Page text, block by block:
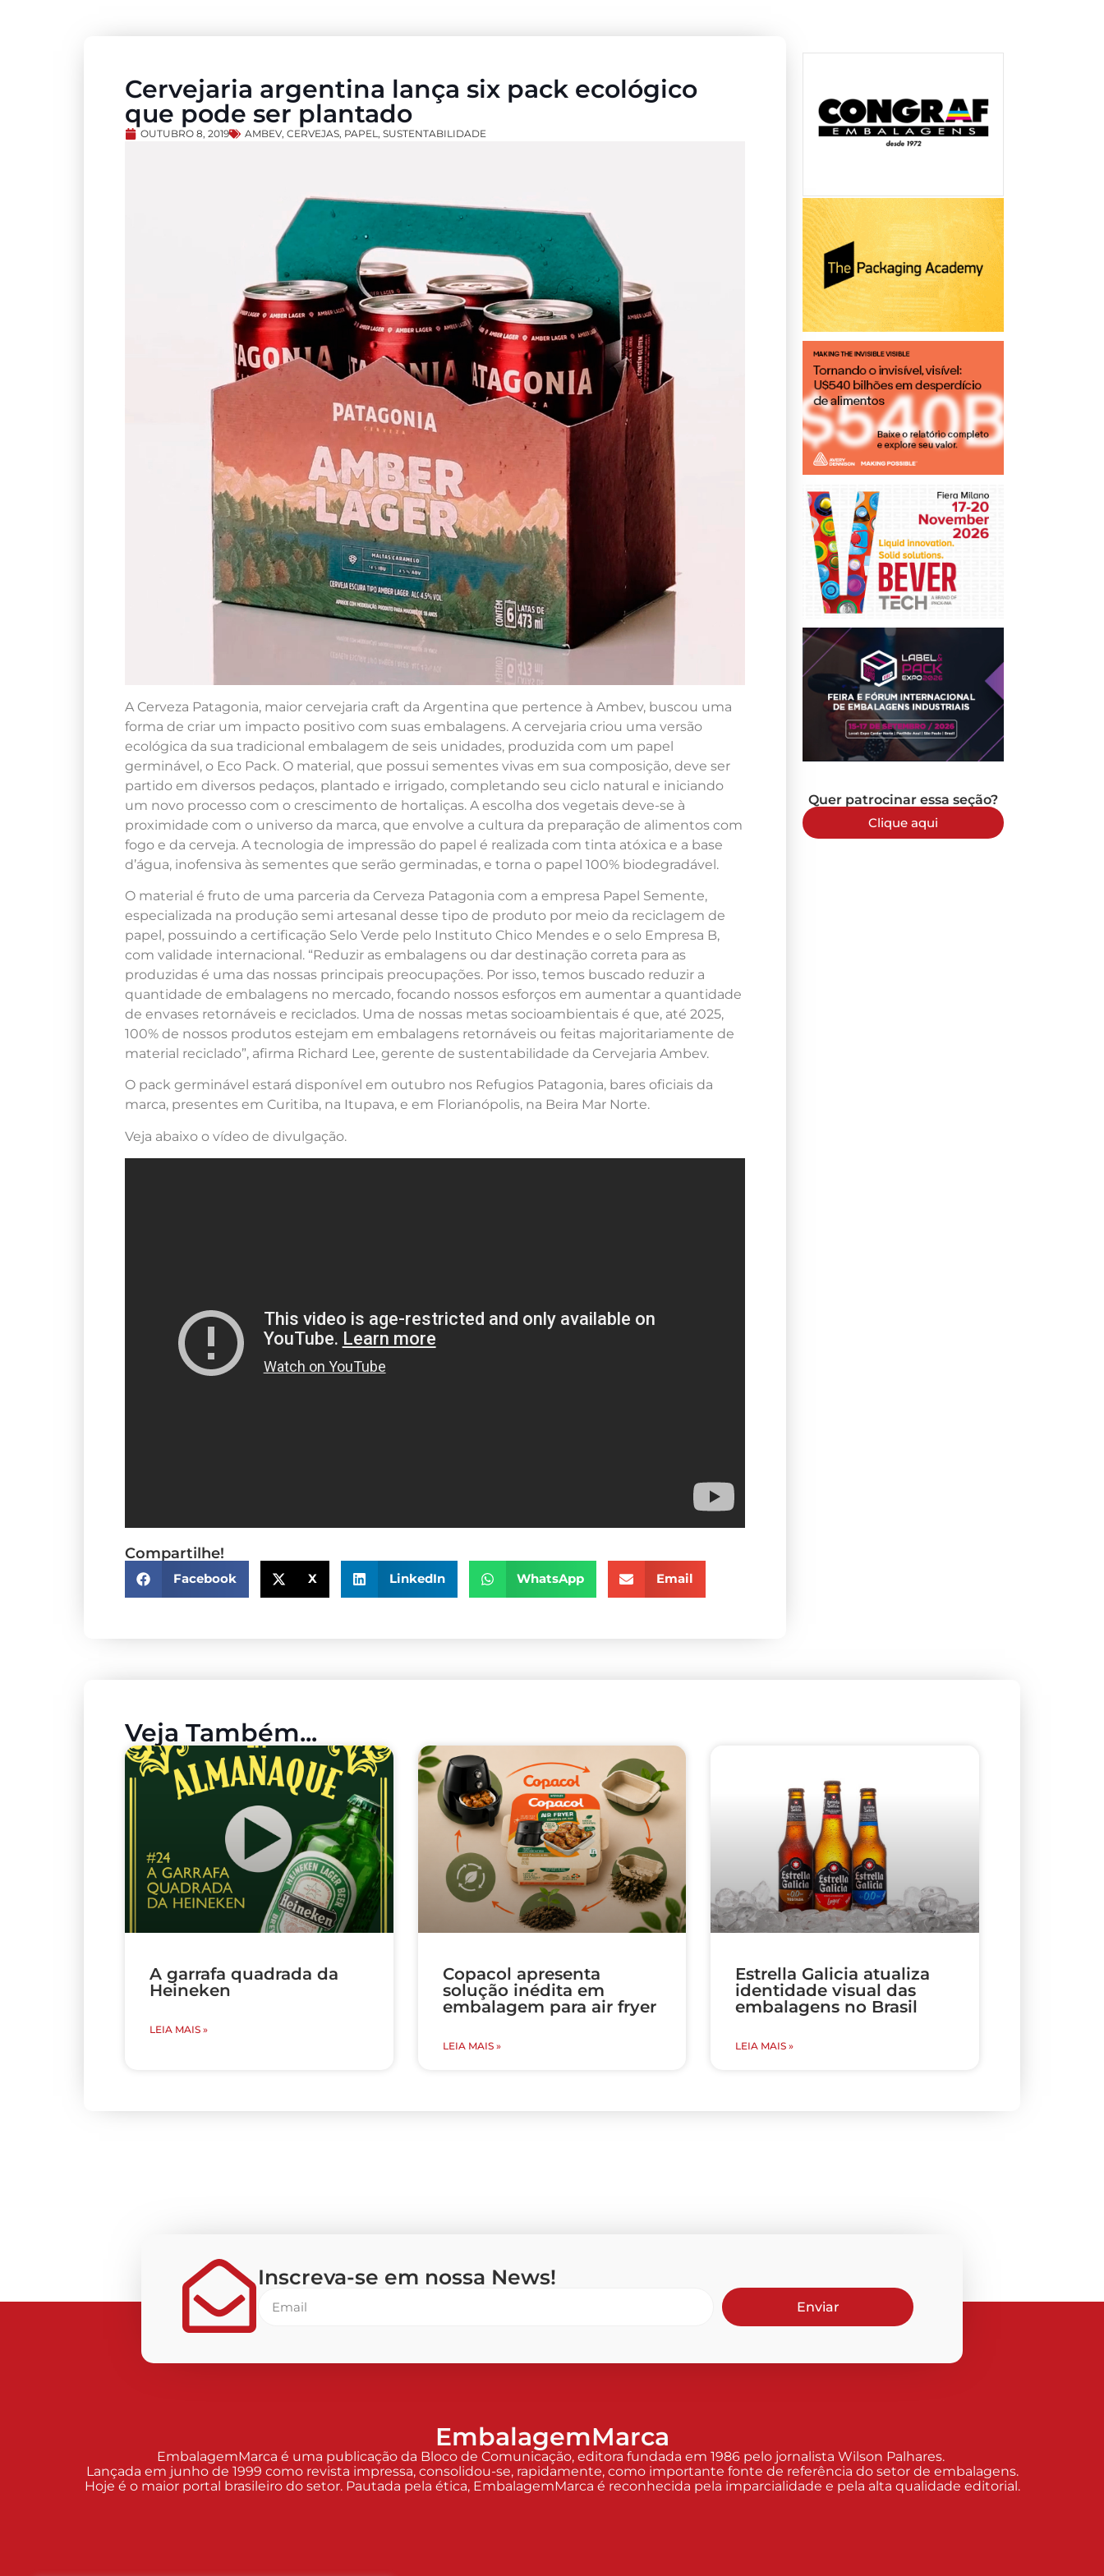
Cervejaria argentina lança six pack ecológico
que pode ser plantado
OUTUBRO 8, 2019 AMBEV, CERVEJAS, PAPEL, SUSTENTABILIDADE
A Cerveza Patagonia, maior cervejaria craft da Argentina que pertence à Ambev, buscou uma
forma de criar um impacto positivo com suas embalagens. A cervejaria criou uma versão
ecológica da sua tradicional embalagem de seis unidades, produzida com um papel
germinável, o Eco Pack. O material, que possui sementes vivas em sua composição, deve ser
partido em diversos pedaços, plantado e irrigado, completando seu ciclo natural e iniciando
um novo processo com o crescimento de hortaliças. A escolha dos vegetais deve-se à
proximidade com o universo da marca, que envolve a cultura da preparação de alimentos com
fogo e da cerveja. A tecnologia de impressão do papel é realizada com tinta atóxica e a base
d’água, inofensiva às sementes que serão germinadas, e torna o papel 100% biodegradável.
O material é fruto de uma parceria da Cerveza Patagonia com a empresa Papel Semente,
especializada na produção semi artesanal desse tipo de produto por meio da reciclagem de
papel, possuindo a certificação Selo Verde pelo Instituto Chico Mendes e o selo Empresa B,
com validade internacional. “Reduzir as embalagens ou dar destinação correta para as
produzidas é uma das nossas principais preocupações. Por isso, temos buscado reduzir a
quantidade de embalagens no mercado, focando nossos esforços em aumentar a quantidade
de envases retornáveis e reciclados. Uma de nossas metas socioambientais é que, até 2025,
100% de nossos produtos estejam em embalagens retornáveis ou feitas majoritariamente de
material reciclado”, afirma Richard Lee, gerente de sustentabilidade da Cervejaria Ambev.
O pack germinável estará disponível em outubro nos Refugios Patagonia, bares oficiais da
marca, presentes em Curitiba, na Itupava, e em Florianópolis, na Beira Mar Norte.
Veja abaixo o vídeo de divulgação.
Compartilhe!
Facebook X LinkedIn WhatsApp Email
Quer patrocinar essa seção?
Clique aqui
Veja Também...
A garrafa quadrada da
Heineken
LEIA MAIS »
Copacol apresenta
solução inédita em
embalagem para air fryer
LEIA MAIS »
Estrella Galicia atualiza
identidade visual das
embalagens no Brasil
LEIA MAIS »
Inscreva-se em nossa News!
Enviar
EmbalagemMarca
EmbalagemMarca é uma publicação da Bloco de Comunicação, editora fundada em 1986 pelo jornalista Wilson Palhares.
Lançada em junho de 1999 como revista impressa, consolidou-se, rapidamente, como importante fonte de referência do setor de embalagens.
Hoje é o maior portal brasileiro do setor. Pautada pela ética, EmbalagemMarca é reconhecida pela imparcialidade e pela alta qualidade editorial.